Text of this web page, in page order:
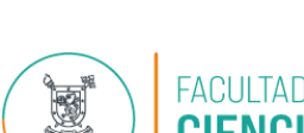
Pasar al contenido principal